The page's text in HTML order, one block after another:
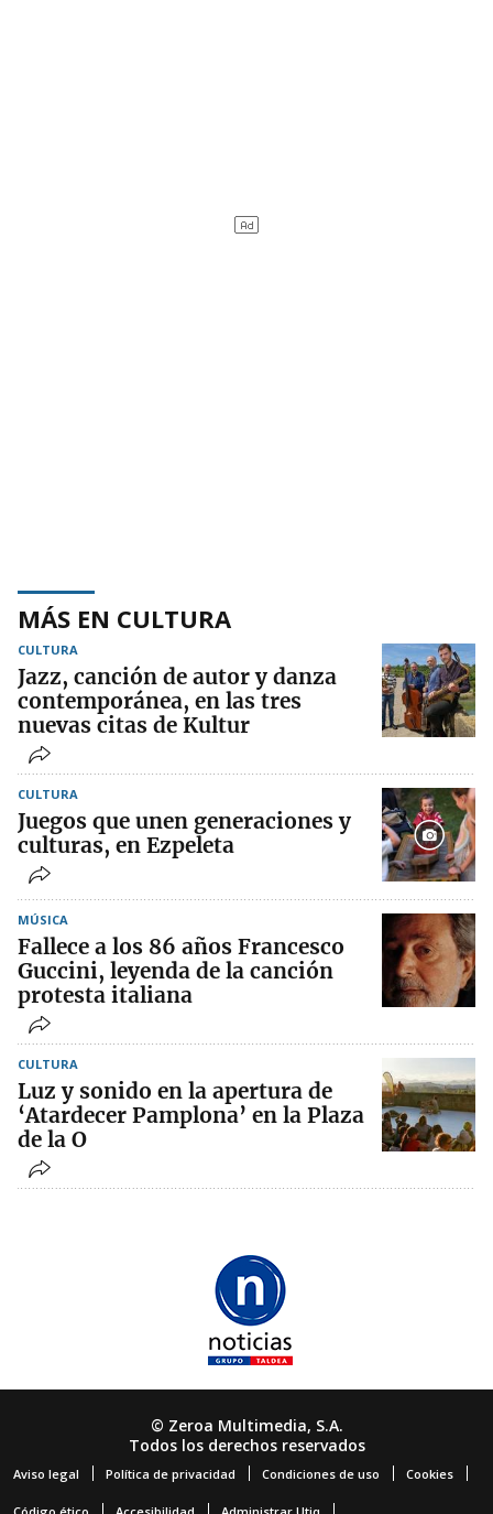
MÁS EN CULTURA
CULTURA
Jazz, canción de autor y danza
contemporánea, en las tres
nuevas citas de Kultur
CULTURA
Juegos que unen generaciones y
culturas, en Ezpeleta
MÚSICA
Fallece a los 86 años Francesco
Guccini, leyenda de la canción
protesta italiana
CULTURA
Luz y sonido en la apertura de
‘Atardecer Pamplona’ en la Plaza
de la O
© Zeroa Multimedia, S.A.
Todos los derechos reservados
Aviso legal Política de privacidad Condiciones de uso Cookies